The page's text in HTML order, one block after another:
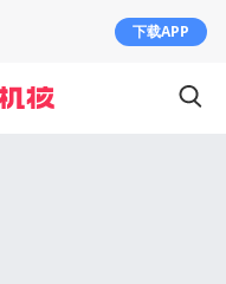
下载APP